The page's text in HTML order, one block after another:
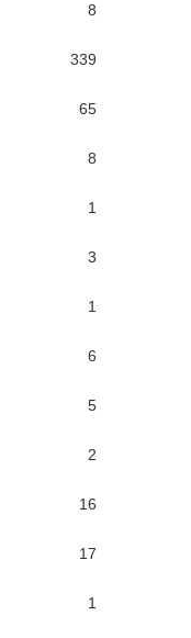
8
339
65
8
1
3
1
6
5
2
16
17
1